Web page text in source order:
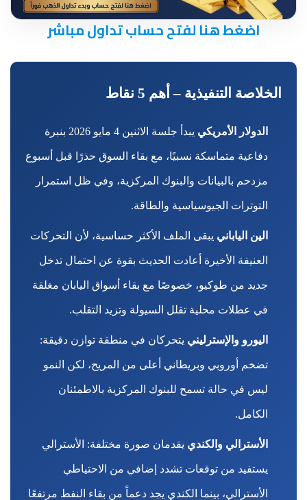
اضغط هنا لفتح حساب تداول مباشر
الخلاصة التنفيذية – أهم 5 نقاط
الدولار الأمريكي يبدأ جلسة الاثنين 4 مايو 2026 بنبرة
دفاعية متماسكة نسبيًا، مع بقاء السوق حذرًا قبل أسبوع
مزدحم بالبيانات والبنوك المركزية، وفي ظل استمرار
التوترات الجيوسياسية والطاقة.
الين الياباني يبقى الملف الأكثر حساسية، لأن التحركات
العنيفة الأخيرة أعادت الحديث بقوة عن احتمال تدخل
جديد من طوكيو، خصوصًا مع بقاء أسواق اليابان مغلقة
في عطلات محلية تقلل السيولة وتزيد التقلب.
اليورو والإسترليني يتحركان في منطقة توازن دقيقة:
تضخم أوروبي وبريطاني أعلى من المريح، لكن النمو
ليس في حالة تسمح للبنوك المركزية بالاطمئنان
الكامل.
الأسترالي والكندي يقدمان صورة مختلفة: الأسترالي
يستفيد من توقعات تشدد إضافي من الاحتياطي
الأسترالي، بينما الكندي يجد دعماً من بقاء النفط مرتفعًا